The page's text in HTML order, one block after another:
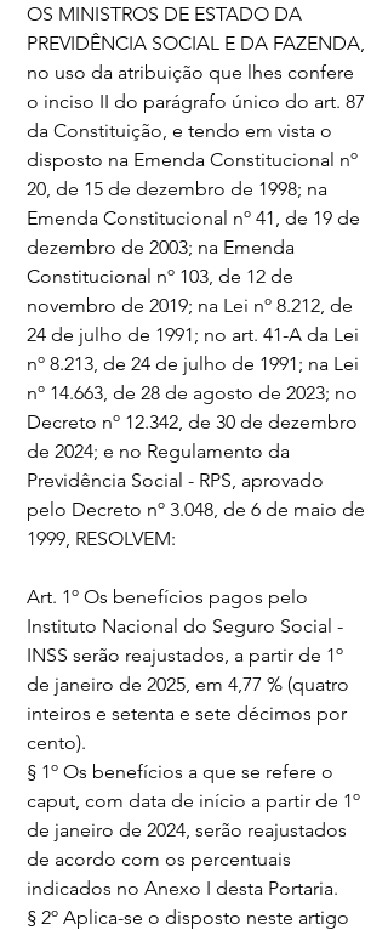
OS MINISTROS DE ESTADO DA
PREVIDÊNCIA SOCIAL E DA FAZENDA,
no uso da atribuição que lhes confere
o inciso II do parágrafo único do art. 87
da Constituição, e tendo em vista o
disposto na Emenda Constitucional nº
20, de 15 de dezembro de 1998; na
Emenda Constitucional nº 41, de 19 de
dezembro de 2003; na Emenda
Constitucional nº 103, de 12 de
novembro de 2019; na Lei nº 8.212, de
24 de julho de 1991; no art. 41-A da Lei
nº 8.213, de 24 de julho de 1991; na Lei
nº 14.663, de 28 de agosto de 2023; no
Decreto nº 12.342, de 30 de dezembro
de 2024; e no Regulamento da
Previdência Social - RPS, aprovado
pelo Decreto nº 3.048, de 6 de maio de
1999, RESOLVEM:
Art. 1º Os benefícios pagos pelo
Instituto Nacional do Seguro Social -
INSS serão reajustados, a partir de 1º
de janeiro de 2025, em 4,77 % (quatro
inteiros e setenta e sete décimos por
cento).
§ 1º Os benefícios a que se refere o
caput, com data de início a partir de 1º
de janeiro de 2024, serão reajustados
de acordo com os percentuais
indicados no Anexo I desta Portaria.
§ 2º Aplica-se o disposto neste artigo